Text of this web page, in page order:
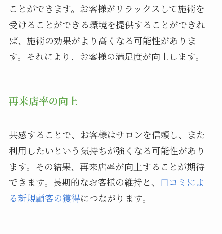
ことができます。お客様がリラックスして施術を
受けることができる環境を提供することができれ
ば、施術の効果がより高くなる可能性がありま
す。それにより、お客様の満足度が向上します。
再来店率の向上
共感することで、お客様はサロンを信頼し、また
利用したいという気持ちが強くなる可能性があり
ます。その結果、再来店率が向上することが期待
できます。長期的なお客様の維持と、 口コミによ
る新規顧客の獲得につながります。